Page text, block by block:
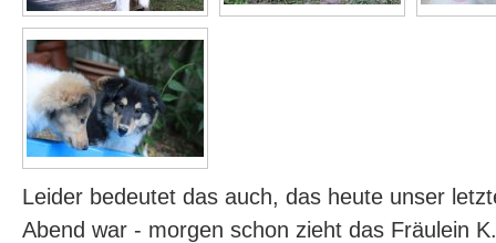
Leider bedeutet das auch, das heute unser
Abend war - morgen schon zieht das Fräulein